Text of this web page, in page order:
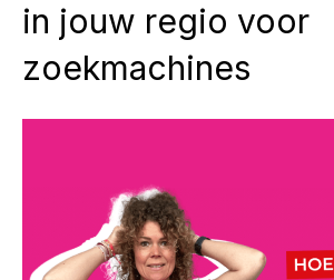
in jouw regio voor
zoekmachines